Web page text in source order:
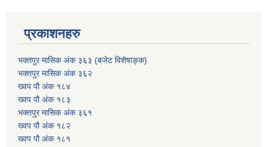
प्रकाशनहरु
भक्तपुर मासिक अंक ३६३ (बजेट विशेषाङ्क)
भक्तपुर मासिक अंक ३६२
ख्वप पौ अंक १८४
ख्वप पौ अंक १८३
भक्तपुर मासिक अंक ३६१
ख्वप पौ अंक १८२
ख्वप पौ अंक १८१